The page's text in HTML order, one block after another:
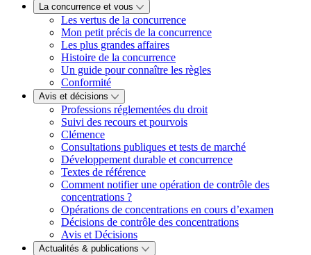
La concurrence et vous
Les vertus de la concurrence
Mon petit précis de la concurrence
Les plus grandes affaires
Histoire de la concurrence
Un guide pour connaître les règles
Conformité
Avis et décisions
Professions réglementées du droit
Suivi des recours et pourvois
Clémence
Consultations publiques et tests de marché
Développement durable et concurrence
Textes de référence
Comment notifier une opération de contrôle des
concentrations ?
Opérations de concentrations en cours d’examen
Décisions de contrôle des concentrations
Avis et Décisions
Actualités & publications